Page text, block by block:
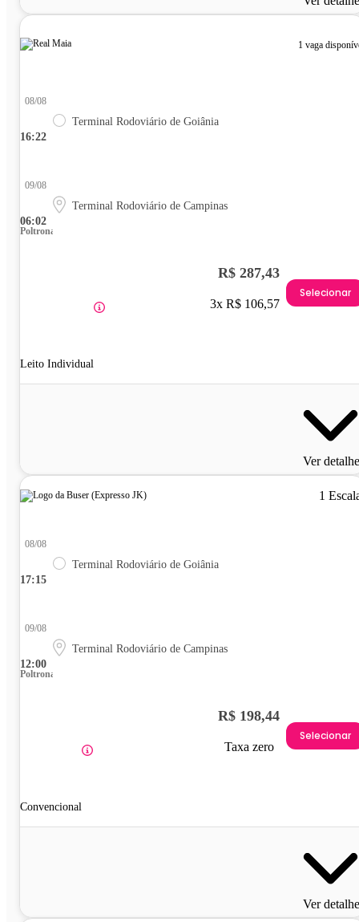
1 vaga
16:22
08/08
Terminal Rodoviário de Goiânia
06:02
09/08
Terminal Rodoviário de Campinas
Poltrona
Leito Individual
R$ 287,43
3x R$ 106,57
Selecionar
Ver
1
17:15
08/08
Terminal Rodoviário de Goiânia
12:00
09/08
Terminal Rodoviário de Campinas
Poltrona
Convencional
R$ 198,44
Taxa zero
Selecionar
Ver